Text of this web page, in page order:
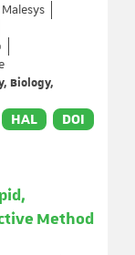
Biology,
HAL DOI
Method